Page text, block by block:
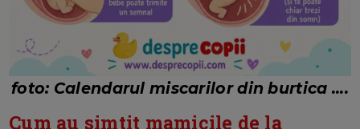
foto: Calendarul miscarilor din burtica ....
Cum au simtit mamicile de la